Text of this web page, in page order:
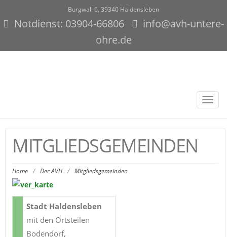
Burgwall 6, 39340 Haldensleben
Notdienst: 03904-66806
info@avh-untere-
ohre.de
MITGLIEDSGEMEINDEN
Home / Der AVH / Mitgliedsgemeinden
Stadt Haldensleben
mit den Ortsteilen
Bodendorf,